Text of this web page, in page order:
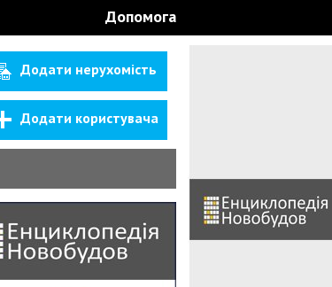
Допомога
Додати нерухомість
Додати користувача